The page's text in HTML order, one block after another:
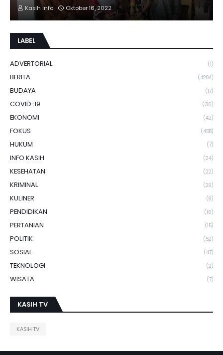
Kasih Info Oktober 16, 2022
LABEL
ADVERTORIAL (1)
BERITA (4284)
BUDAYA (17)
COVID-19 (36)
EKONOMI (42)
FOKUS (458)
HUKUM (7)
INFO KASIH (24)
KESEHATAN (22)
KRIMINAL (29)
KULINER (9)
PENDIDIKAN (16)
PERTANIAN (15)
POLITIK (52)
SOSIAL (47)
TEKNOLOGI (2)
WISATA (7)
KASIH TV
KASIH TV